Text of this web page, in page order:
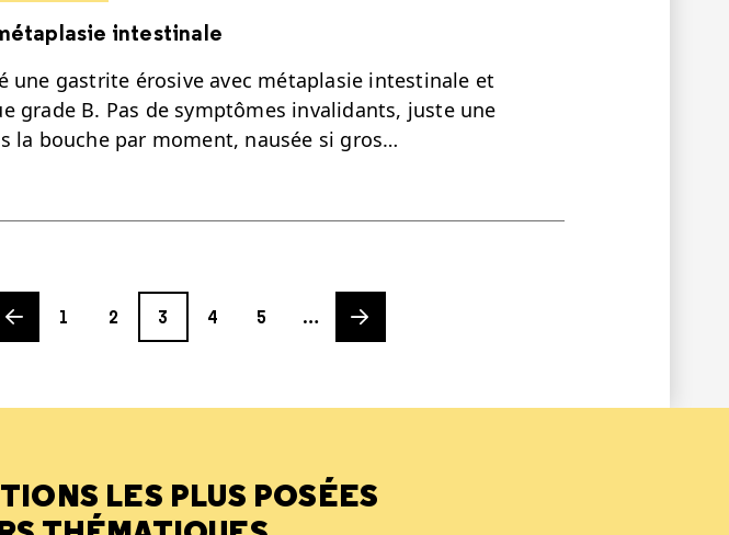
intestinale
une gastrite érosive avec métaplasie intestinale et
grade B. Pas de symptômes invalidants, juste une
la bouche par moment, nausée si gros…
page
1
2
Page
3
Page
4
5
…
Next page
LES PLUS POSÉES